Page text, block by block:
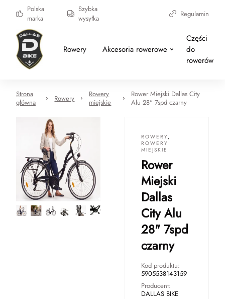
Polska
marka
Szybka
wysyłka
Regulamin
Rowery Akcesoria rowerowe
Części
do
rowerów
Strona
główna
Rowery
Rowery
miejskie
Rower Miejski Dallas City
Alu 28" 7spd czarny
ROWERY,
ROWERY
MIEJSKIE
Rower
Miejski
Dallas
City Alu
28" 7spd
czarny
Kod produktu:
5905538143159
Producent:
DALLAS BIKE